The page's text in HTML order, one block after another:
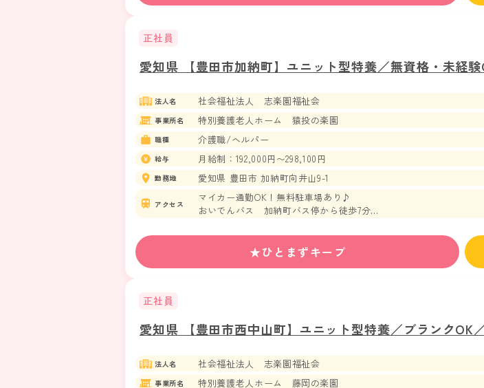
正社員
愛知県 【豊田市加納町】ユニット型特養／無資格・未経
法人名 社会福祉法人 志楽園福祉会
事業所名 特別養護老人ホーム 猿投の楽園
職種 介護職/ヘルパー
給与 月給制：192,000円〜298,100円
勤務地 愛知県 豊田市 加納町向井山9-1
アクセス
マイカー通勤OK！無料駐車場あり♪
おいでんバス 加納町バス停から徒歩7分
★ひとまずキープ
正社員
愛知県 【豊田市西中山町】ユニット型特養／ブランクOK
法人名 社会福祉法人 志楽園福祉会
事業所名 特別養護老人ホーム 藤岡の楽園